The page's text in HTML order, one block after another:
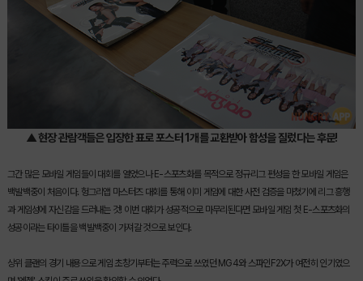
▲ 현장 관람객들은 입장한 표로 포스터 1개를 교환받아 함성을 질렀다는 후문!
그간 많은 모바일 게임들이 대회를 열었으나 E-스포츠화를 목적으로 정규리그 편성을 한 모바일 게임은
백발백중이 처음이다. 헝그리앱 마스터즈 대회를 통해 이미 게임에 대한 사전 검증을 마쳤기에 리그 흥행
과 게임성에 자신감을 드러내는 것! 이번 대회가 성공적으로 마무리된다면 모바일 게임 첫 E-스포츠화의
성공이라는 타이틀을 백발백중이 가져갈 것으로 보인다.
상위 클랜의 경기 내용으로 게임 초창기부터는 주력으로 쓰였던 MG4와 스파인F2X가 여전히 인기였으